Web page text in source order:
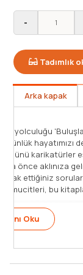
-
Tadımlık
Arka kapak
Mucit olma
başlıyor!
ilginç
seri ile daha
ve hep merak
Geleceğin
Devamını